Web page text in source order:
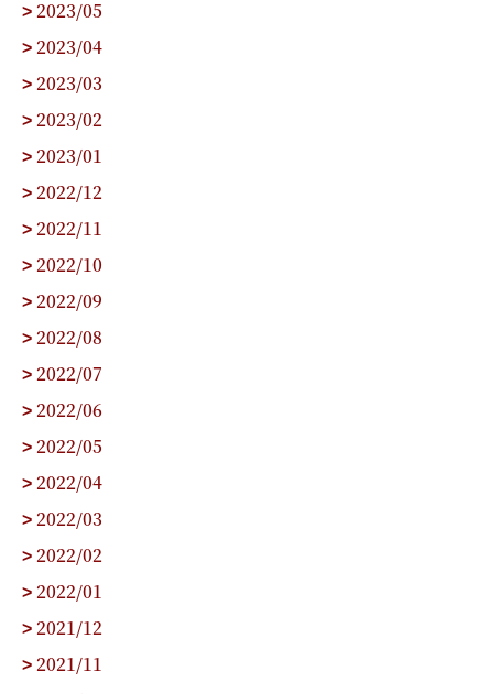
> 2023/05
> 2023/04
> 2023/03
> 2023/02
> 2023/01
> 2022/12
> 2022/11
> 2022/10
> 2022/09
> 2022/08
> 2022/07
> 2022/06
> 2022/05
> 2022/04
> 2022/03
> 2022/02
> 2022/01
> 2021/12
> 2021/11